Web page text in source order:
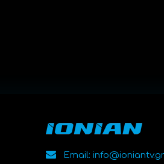
Email: info@ioniantv.gr